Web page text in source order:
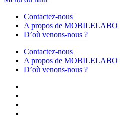
Contactez-nous
A propos de MOBILELABO
D’où venons-nous ?
Contactez-nous
A propos de MOBILELABO
D’où venons-nous ?